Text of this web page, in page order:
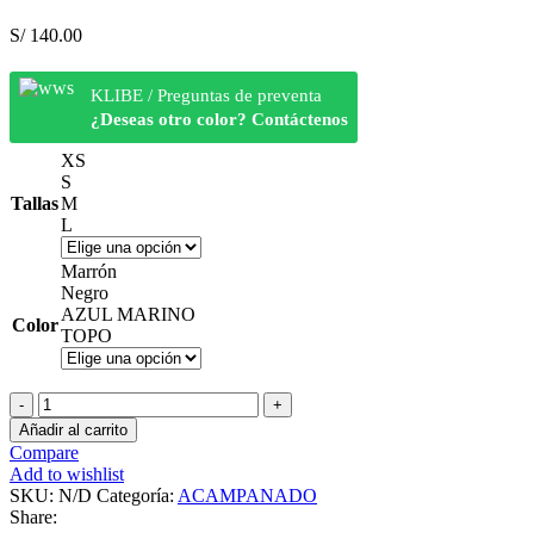
S/140.00
KLIBE / Preguntas de preventa
¿Deseas otro color? Contáctenos
Tallas
XS
S
M
L
Color
Marrón
Negro
AZUL MARINO
TOPO
TIZIANA
ACAMPANADO
cantidad
Añadir al carrito
Compare
Add to wishlist
SKU: N/D Categoría: ACAMPANADO
Share: